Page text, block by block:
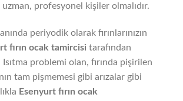
profesyonel kişiler olmalıdır.
periyodik olarak fırınlarınızın
fırın ocak tamircisi tarafından
problemi olan, fırında pişirilen
tam pişmemesi gibi arızalar gibi
Esenyurt fırın ocak